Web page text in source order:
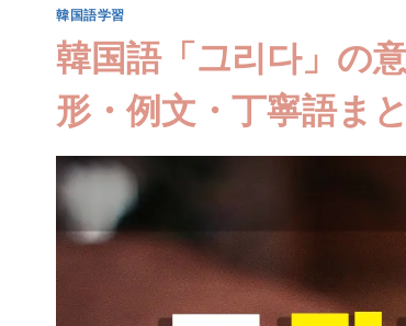
韓国語学習
韓国語「그리다」の
形・例文・丁寧語まと